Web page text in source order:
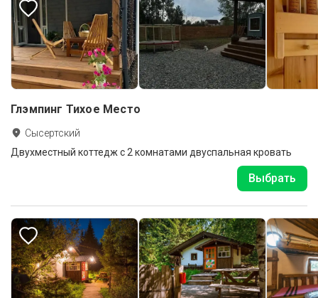
Глэмпинг Тихое Место
Сысертский
Двухместный коттедж с 2 комнатами двуспальная кровать
Выбрать